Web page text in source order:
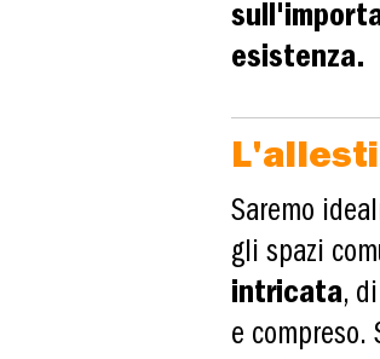
esistenza.
Saremo
gli spazi
intricata,
e